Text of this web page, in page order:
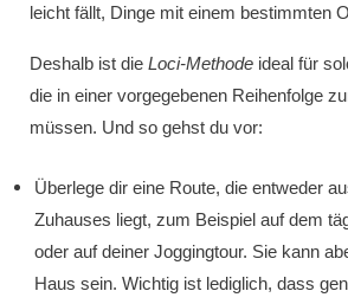
leicht fällt, Dinge mit einem bestimmten
Deshalb ist die Loci-Methode ideal für
die in einer vorgegebenen Reihenfolge
müssen. Und so gehst du vor:
Überlege dir eine Route, die entweder
Zuhauses liegt, zum Beispiel auf dem
oder auf deiner Joggingtour. Sie kann
Haus sein. Wichtig ist lediglich, dass